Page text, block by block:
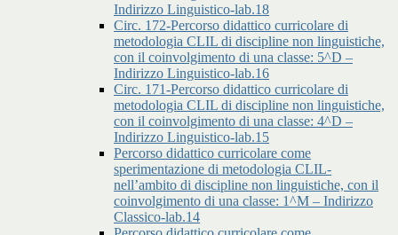
Indirizzo Linguistico-lab.18
Circ. 172-Percorso didattico curricolare di
metodologia CLIL di discipline non linguistiche,
con il coinvolgimento di una classe: 5^D –
Indirizzo Linguistico-lab.16
Circ. 171-Percorso didattico curricolare di
metodologia CLIL di discipline non linguistiche,
con il coinvolgimento di una classe: 4^D –
Indirizzo Linguistico-lab.15
Percorso didattico curricolare come
sperimentazione di metodologia CLIL-
nell’ambito di discipline non linguistiche, con il
coinvolgimento di una classe: 1^M – Indirizzo
Classico-lab.14